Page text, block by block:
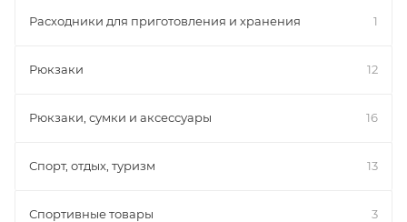
Расходники для приготовления и хранения 1
Рюкзаки 12
Рюкзаки, сумки и аксессуары 16
Спорт, отдых, туризм 13
Спортивные товары 3